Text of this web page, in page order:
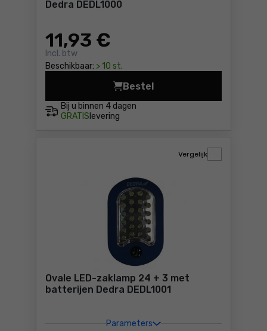
Dedra DEDL1000
11,93 €
Incl. btw
Beschikbaar: > 10 st.
Bij u binnen 4 dagen
GRATIS levering
Bestel
LED lamp - rond met
Ovale LED-zaklamp 24 + 3 met
batterijen Dedra DEDL1001
Parameters
Vergelijk